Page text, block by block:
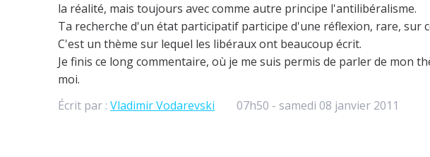
la réalité, mais toujours avec comme autre principe l'antilibéralisme.
Ta recherche d'un état participatif participe d'une réflexion, rare, sur
C'est un thème sur lequel les libéraux ont beaucoup écrit.
Je finis ce long commentaire, où je me suis permis de parler de mon
moi.
Écrit par : Vladimir Vodarevski 07h50 - samedi 08 janvier 2011